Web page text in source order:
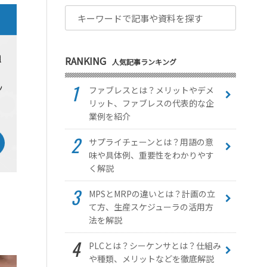
RANKING 人気記事ランキング
ファブレスとは？メリットやデメ
リット、ファブレスの代表的な企
業例を紹介
サプライチェーンとは？用語の意
味や具体例、重要性をわかりやす
く解説
MPSとMRPの違いとは？計画の立
て方、生産スケジューラの活用方
法を解説
PLCとは？シーケンサとは？仕組み
や種類、メリットなどを徹底解説